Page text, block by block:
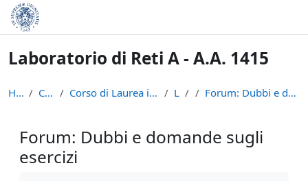
Skip to main content
Laboratorio di Reti A - A.A. 1415
Home Courses Corso di Laurea in Informatica (L-31) LRA Forum: Dubbi e domande sugli esercizi
Forum: Dubbi e domande sugli
esercizi